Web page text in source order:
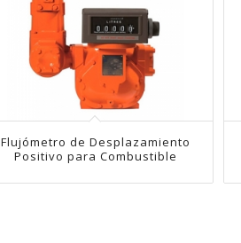
Flujómetro de Desplazamiento
Positivo para Combustible